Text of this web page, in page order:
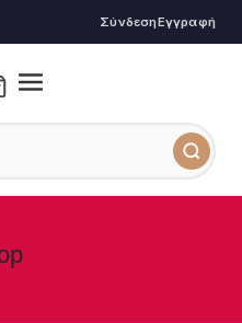
ΣύνδεσηΕγγραφή